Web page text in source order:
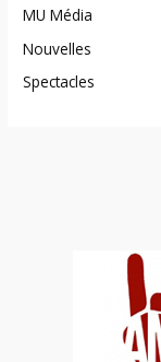
MU Média
Nouvelles
Spectacles